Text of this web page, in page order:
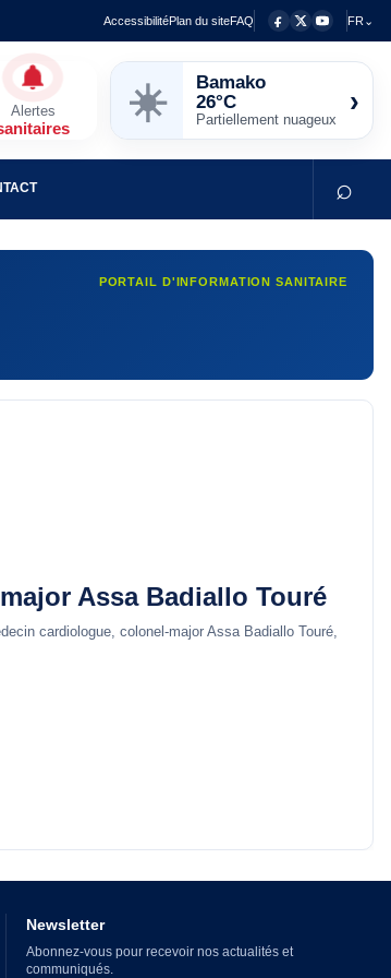
AccessibilitéPlan du siteFAQ FR⌄
Alertes ☀️
Bamako
26°C
Partiellement nuageux
›
⌕
PORTAIL D'INFORMATION SANITAIRE
Assa Badiallo Touré
cardiologue, colonel-major Assa Badiallo Touré,
Newsletter
Abonnez-vous pour recevoir nos actualités et
communiqués.